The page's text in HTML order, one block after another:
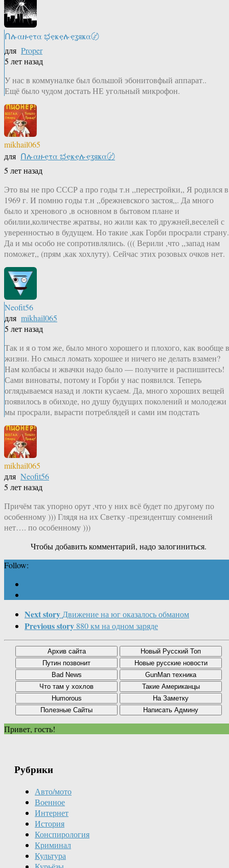
Ոሉαዙҿτα ಭҿҝҿሉҿʓяҝα〄
для Proper
5 лет назад
У нас в коммуналке был большой эбонитовфый аппарат..
Ещё было чудом достать НЕ угольный микрофон.
mikhail065
для Ոሉαዙҿτα ಭҿҝҿሉҿʓяҝα〄
5 лет назад
Это вы не про СССР а про годы т.н ,,перестройки,, Я родился в
1969 г. И помню годы т.н ,,брежневского застоя,,. Да много
было и хренового ,в основном в бытовом плане и
обилии,количестве жратвы, но жили как то дружней,веселей с
уверенностью в будущем. Но такие ,как Горби просрали страну.
Да и мы особо не сопротивлялись. ((( Верили ,что ,,запад нам
поможет,, (прям ,как хохлуту). Сейчас этих розовых очков нет.
Neofit56
для mikhail065
5 лет назад
Так и я о том же, было много хорошего и плохого, как вообще в
жизни. Но смысл ломать хорошее и ничего не делать взамен?
Нам колбасы и жвачки надо было — получите и распишитесь!
Сами виноваты, потому и Горби у нас появился. Теперь
оглядываемся назад и локти кусаем. Да, много хороших вещей
появилось в обиходе, но душу будущих поколений и молодежи
мы просрали, вырасти потреблядей и сами им подстать
mikhail065
для Neofit56
5 лет назад
Причём так упорно орут ,что у них всё будет по другому по
особенному ))) Глядя на их Светку -президентшу сомнений
нет…. по особенному )))
Чтобы добавить комментарий, надо залогиниться.
Follow:
Next storyДвижение на юг оказалось обманом
Previous story 880 км на одном заряде
Привет, гость!
Рубрики
Авто/мото
Военное
Интернет
История
Конспирология
Криминал
Культура